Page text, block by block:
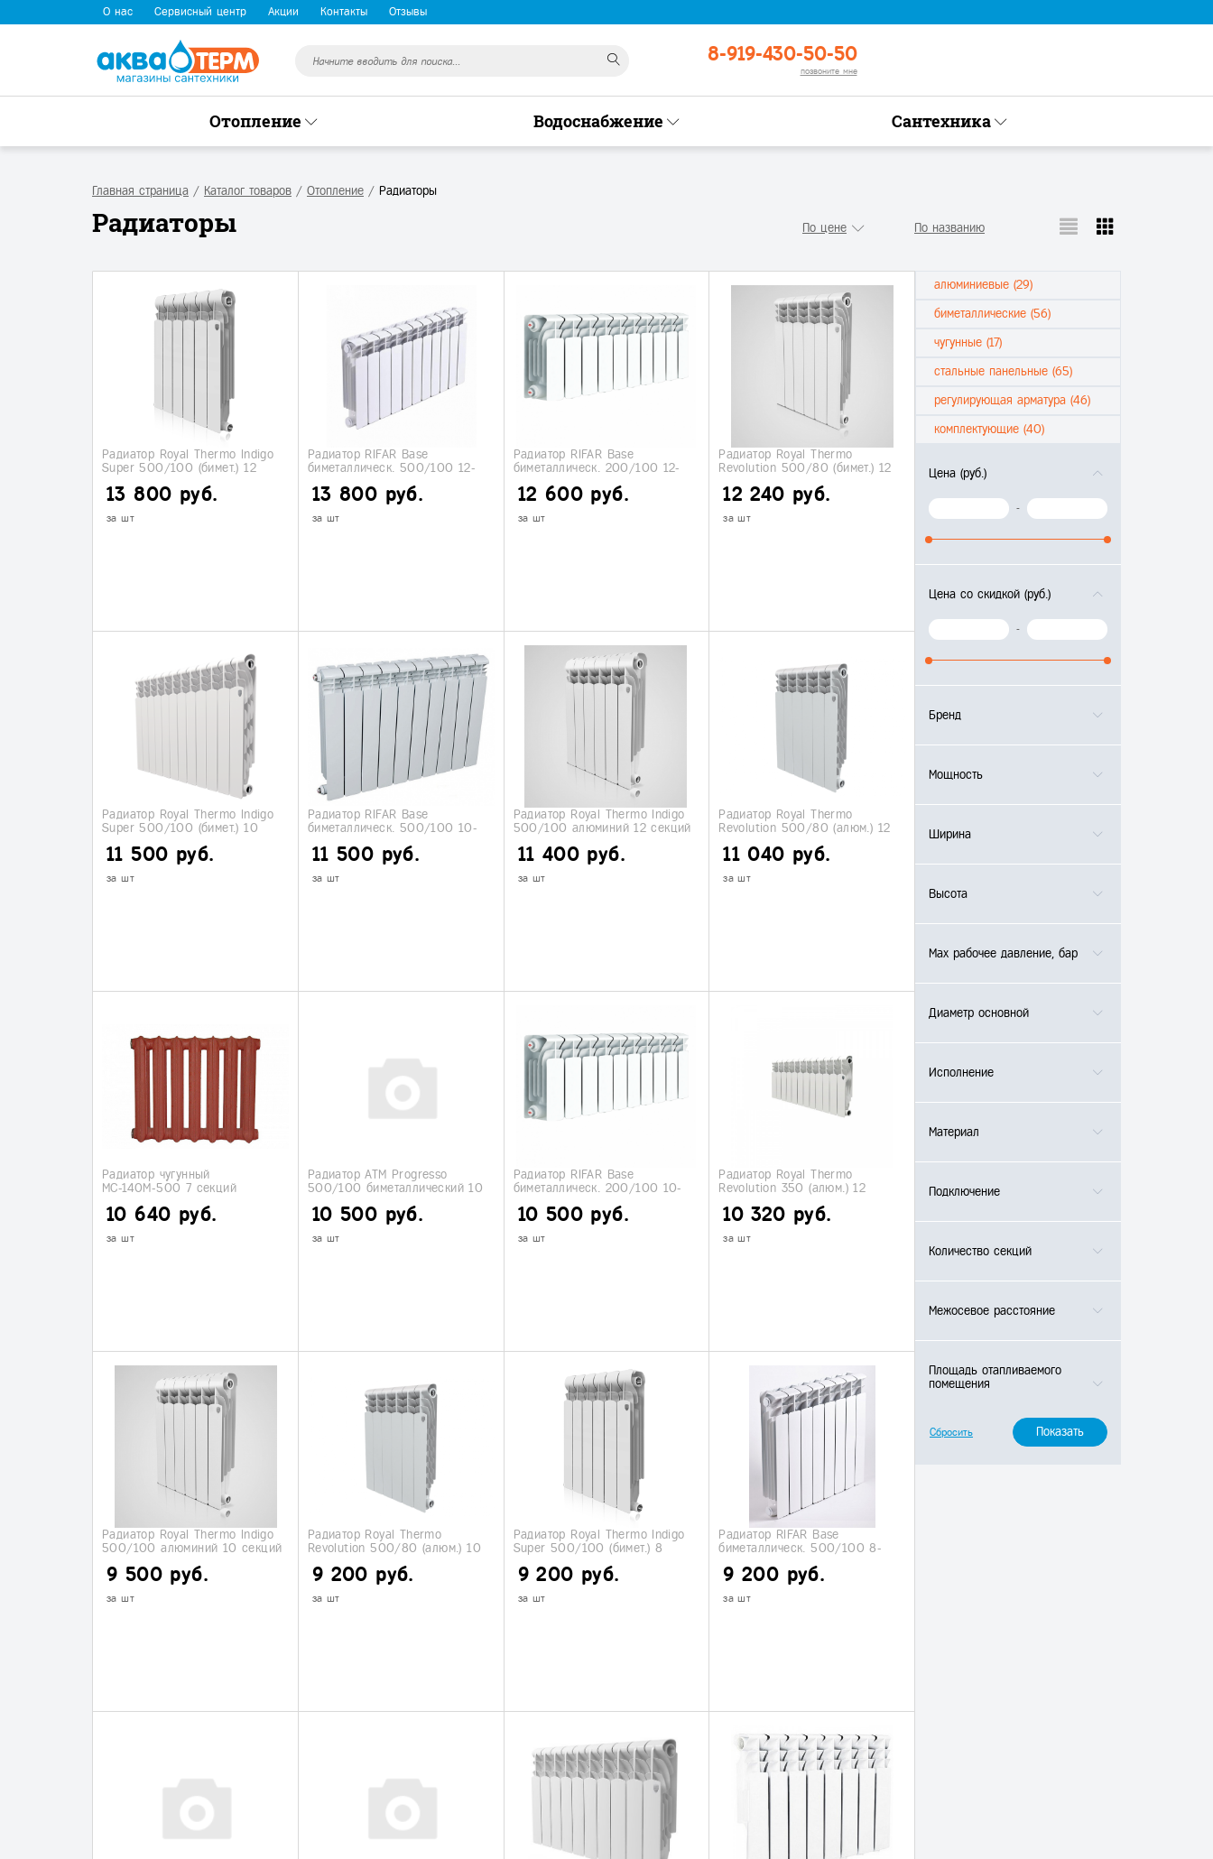
О нас Сервисный центр Акции Контакты Отзывы
8-919-430-50-50
позвоните мне
Отопление Водоснабжение Сантехника
Главная страница / Каталог товаров / Отопление / Радиаторы
Радиаторы По цене По названию
алюминиевые (29)
биметаллические (56)
чугунные (17)
стальные панельные (65)
регулирующая арматура (46)
комплектующие (40)
Цена (руб.)
-
Цена со скидкой (руб.)
-
Бренд
Мощность
Ширина
Высота
Max рабочее давление, бар
Диаметр основной
Исполнение
Материал
Подключение
Количество секций
Межосевое расстояние
Площадь отапливаемого
помещения
Радиатор Royal Thermo Indigo
Super 500/100 (бимет.) 12
13 800 руб.
за шт
Радиатор RIFAR Base
биметаллическ. 500/100 12-
13 800 руб.
за шт
Радиатор RIFAR Base
биметаллическ. 200/100 12-
12 600 руб.
за шт
Радиатор Royal Thermo
Revolution 500/80 (бимет.) 12
12 240 руб.
за шт
Радиатор Royal Thermo Indigo
Super 500/100 (бимет.) 10
11 500 руб.
за шт
Радиатор RIFAR Base
биметаллическ. 500/100 10-
11 500 руб.
за шт
Радиатор Royal Thermo Indigo
500/100 алюминий 12 секций
11 400 руб.
за шт
Радиатор Royal Thermo
Revolution 500/80 (алюм.) 12
11 040 руб.
за шт
Радиатор чугунный
МС-140М-500 7 секций
10 640 руб.
за шт
Радиатор ATM Progresso
500/100 биметаллический 10
10 500 руб.
за шт
Радиатор RIFAR Base
биметаллическ. 200/100 10-
10 500 руб.
за шт
Радиатор Royal Thermo
Revolution 350 (алюм.) 12
10 320 руб.
за шт
Радиатор Royal Thermo Indigo
500/100 алюминий 10 секций
9 500 руб.
за шт
Радиатор Royal Thermo
Revolution 500/80 (алюм.) 10
9 200 руб.
за шт
Радиатор Royal Thermo Indigo
Super 500/100 (бимет.) 8
9 200 руб.
за шт
Радиатор RIFAR Base
биметаллическ. 500/100 8-
9 200 руб.
за шт